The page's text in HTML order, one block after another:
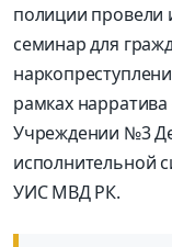
полиции
семинар для
рамках
Учреждении №3
исполнительной
УИС МВД РК.